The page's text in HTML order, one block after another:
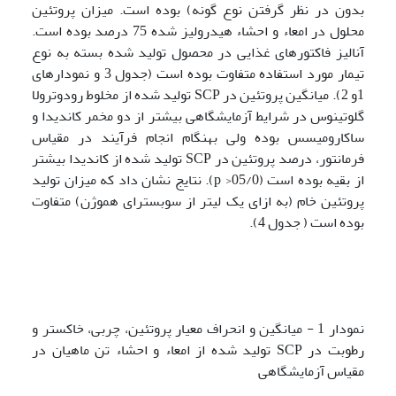
بدون در نظر گرفتن نوع گونه) بوده است. میزان پروتئین
محلول در امعاء و احشاء هیدرولیز شده 75 درصد بوده است.
آنالیز فاکتورهای غذایی در محصول تولید شده بسته به نوع
تیمار مورد استفاده متفاوت بوده است (جدول 3 و نمودارهای
1و 2). میانگین پروتئین در SCP تولید شده از مخلوط رودوترولا
گلوتینوس در شرایط آزمایشگاهی بیشتر از دو مخمر کاندیدا و
ساکارومیسس بوده ولی بهنگام انجام فرآیند در مقیاس
فرمانتور، درصد پروتئین در SCP تولید شده از کاندیدا بیشتر
از بقیه بوده است (05/0< p). نتایج نشان داد که میزان تولید
پروتئین خام (به ازای یک لیتر از سوبسترای هموژن) متفاوت
بوده است ( جدول 4).
نمودار 1 - میانگین و انحراف معیار پروتئین، چربی، خاکستر و
رطوبت در SCP تولید شده از امعاء و احشاء تن ماهیان در
مقیاس آزمایشگاهی